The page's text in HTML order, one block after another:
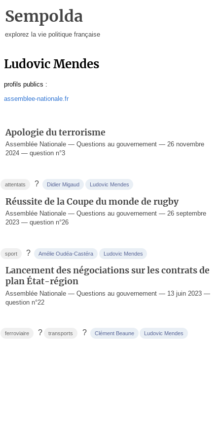
Sempolda
explorez la vie politique française
Ludovic Mendes
profils publics :
assemblee-nationale.fr
Apologie du terrorisme
Assemblée Nationale — Questions au gouvernement — 26 novembre
2024 — question n°3
attentats ? Didier Migaud Ludovic Mendes
Réussite de la Coupe du monde de rugby
Assemblée Nationale — Questions au gouvernement — 26 septembre
2023 — question n°26
sport ? Amélie Oudéa-Castéra Ludovic Mendes
Lancement des négociations sur les contrats de
plan État-région
Assemblée Nationale — Questions au gouvernement — 13 juin 2023 —
question n°22
ferroviaire ? transports ? Clément Beaune Ludovic Mendes